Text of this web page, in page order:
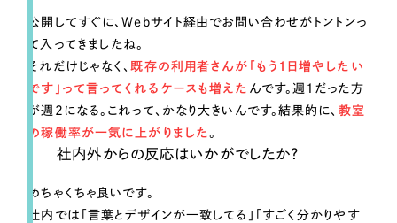
公開してすぐに、Webサイト経由でお問い合わせがトントンっ
て入ってきましたね。
それだけじゃなく、 既存の利用者さんが「もう1日増やしたい
です」って言ってくれるケースも増えた んです。週1だった方
が週2になる。これって、かなり大きいんです。結果的に、 教室
の稼働率が一気に上がりました 。
社内外からの反応はいかがでしたか？
めちゃくちゃ良いです。
社内では「言葉とデザインが一致してる」「すごく分かりやす